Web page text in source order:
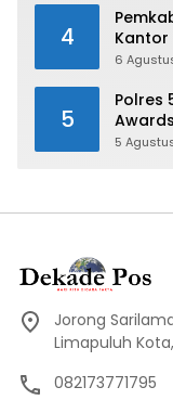
4
Kantor
Kota
6
5
Polres
5
Jorong
Limapuluh
082173771795